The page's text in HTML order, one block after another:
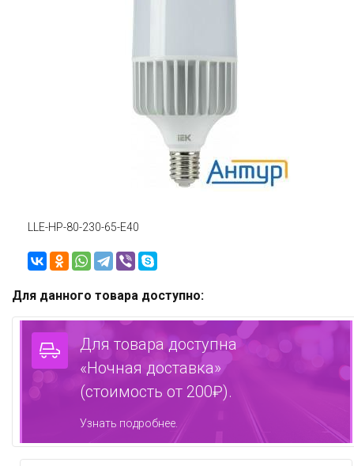
LLE-HP-80-230-65-E40
Для данного товара доступно:
Для товара доступна
«Ночная доставка»
(стоимость от 200₽).
Узнать подробнее.